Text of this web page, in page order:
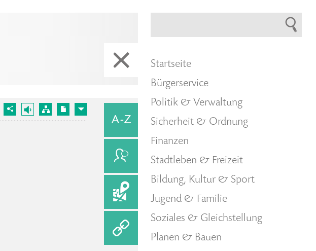
Startseite
Bürgerservice
Politik & Verwaltung
Sicherheit & Ordnung
Finanzen
Stadtleben & Freizeit
Bildung, Kultur & Sport
Jugend & Familie
Soziales & Gleichstellung
Planen & Bauen